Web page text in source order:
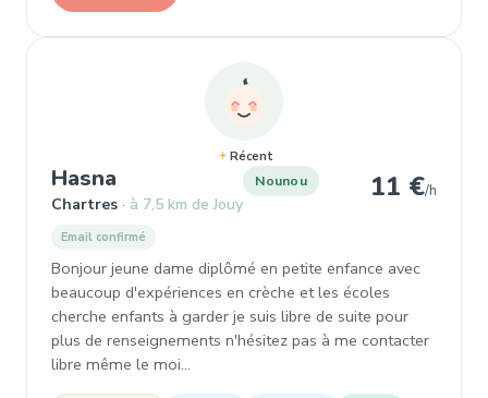
Récent
Hasna , Nounou à Chartres
Chartres à 7,5 km de Jouy
Nounou 11 €/h
Email confirmé
Bonjour jeune dame diplômé en petite enfance avec
beaucoup d'expériences en crèche et les écoles
cherche enfants à garder je suis libre de suite pour
plus de renseignements n'hésitez pas à me contacter
libre même le moi…